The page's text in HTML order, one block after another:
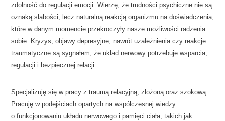
zdolność do regulacji emocji. Wierzę, że trudności psychiczne nie są
oznaką słabości, lecz naturalną reakcją organizmu na doświadczenia,
które w danym momencie przekroczyły nasze możliwości radzenia
sobie. Kryzys, objawy depresyjne, nawrót uzależnienia czy reakcje
traumatyczne są sygnałem, że układ nerwowy potrzebuje wsparcia,
regulacji i bezpiecznej relacji.
Specjalizuję się w pracy z traumą relacyjną, złożoną oraz szokową.
Pracuję w podejściach opartych na współczesnej wiedzy
o funkcjonowaniu układu nerwowego i pamięci ciała, takich jak: